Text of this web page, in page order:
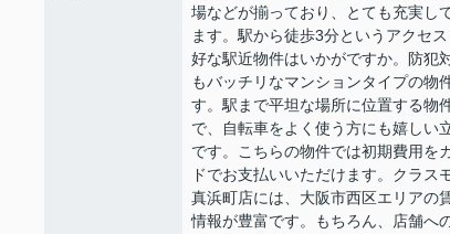
場などが揃っており、とても充実し
ます。駅から徒歩3分というアクセ
好な駅近物件はいかがですか。防犯
もバッチリなマンションタイプの物
す。駅まで平坦な場所に位置する物
で、自転車をよく使う方にも嬉しい
です。こちらの物件では初期費用を
ドでお支払いいただけます。クラス
真浜町店には、大阪市西区エリアの
情報が豊富です。もちろん、店舗へ